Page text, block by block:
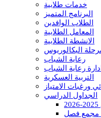
خدمات طلابية
البرنامج المتميز
الطلاب الوافدين
المعامل الطلابية
الانشطة الطلابية
البكالوريوس
رعاية الشباب
رعاية الشباب
التربية العسكرية
ورغبات الامتياز
الجداول الدراسي
مجمع فصل